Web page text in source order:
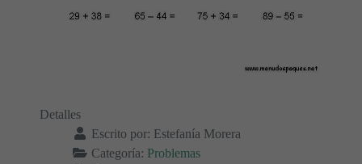
Detalles
Escrito por: Estefanía Morera
Categoría: Problemas